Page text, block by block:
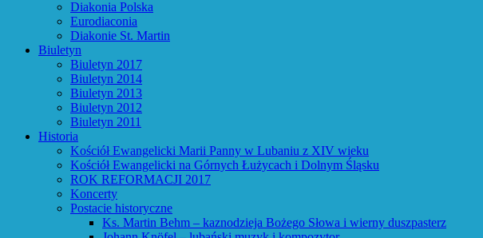
Diakonia Polska
Eurodiaconia
Diakonie St. Martin
Biuletyn
Biuletyn 2017
Biuletyn 2014
Biuletyn 2013
Biuletyn 2012
Biuletyn 2011
Historia
Kościół Ewangelicki Marii Panny w Lubaniu z XIV wieku
Kościół Ewangelicki na Górnych Łużycach i Dolnym Śląsku
ROK REFORMACJI 2017
Koncerty
Postacie historyczne
Ks. Martin Behm – kaznodzieja Bożego Słowa i wierny duszpasterz